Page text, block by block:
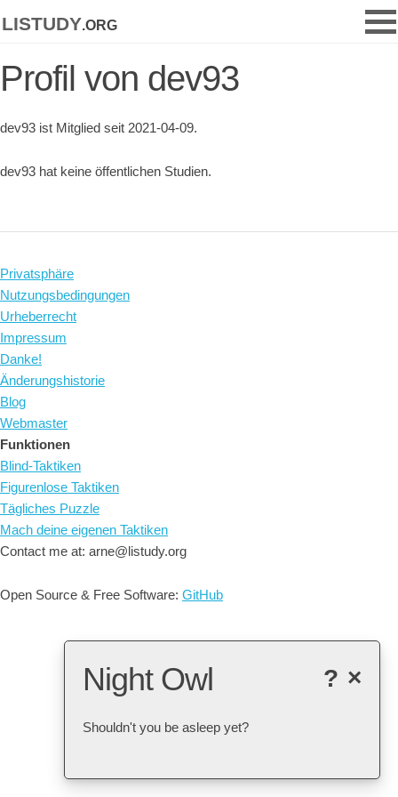
listudy.org
Profil von dev93
dev93 ist Mitglied seit 2021-04-09.
dev93 hat keine öffentlichen Studien.
Privatsphäre
Nutzungsbedingungen
Urheberrecht
Impressum
Danke!
Änderungshistorie
Blog
Webmaster
Funktionen
Blind-Taktiken
Figurenlose Taktiken
Tägliches Puzzle
Mach deine eigenen Taktiken
Contact me at: arne@listudy.org
Open Source & Free Software: GitHub
×
?
Night Owl
Shouldn't you be asleep yet?